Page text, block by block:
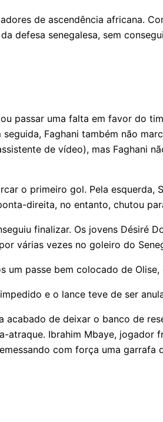
de ascendência africana.
defesa senegalesa, sem
passar uma falta em favor do
Faghani também não
de vídeo), mas Faghani
o primeiro gol. Pela esquerda,
direita, no entanto, chutou
finalizar. Os jovens Désiré
várias vezes no goleiro do
um passe bem colocado de
e o lance teve de ser
de deixar o banco de
Ibrahim Mbaye, jogador
com força uma